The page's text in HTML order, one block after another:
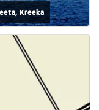
Kreeka